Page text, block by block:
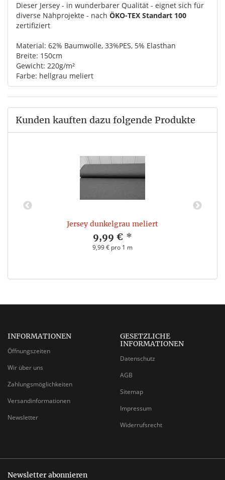
Dieser Jersey - in wunderbarer Qualität - eignet sich für
diverse Nähprojekte - nach ÖKO-TEX Standart 100
zertifiziert
Material: 62% Baumwolle, 33%PES, 5% Elasthan
Breite: 150cm
Gewicht: 220g/m²
Farbe: hellgrau meliert
Kunden kauften dazu folgende Produkte
Jersey dunkelgrau meliert
9,99 € *
9,99 € pro 1 m
INFORMATIONEN
Öffnungszeiten
Wir über uns
Zahlungsmöglichkeiten
Versandinformationen
Newsletter
GESETZLICHE
INFORMATIONEN
Datenschutz
AGB
Sitemap
Impressum
Widerrufsrecht
Newsletter abonnieren